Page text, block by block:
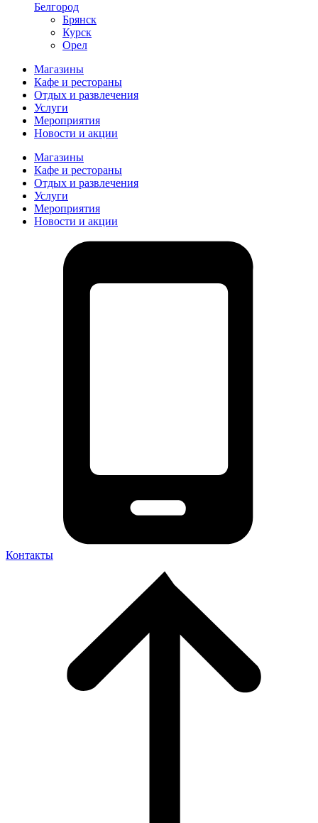
Белгород
Брянск
Курск
Орел
Магазины
Кафе и рестораны
Отдых и развлечения
Услуги
Мероприятия
Новости и акции
Магазины
Кафе и рестораны
Отдых и развлечения
Услуги
Мероприятия
Новости и акции
Контакты